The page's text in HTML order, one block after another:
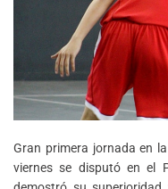
Gran primera jornada en
viernes se disputó en el